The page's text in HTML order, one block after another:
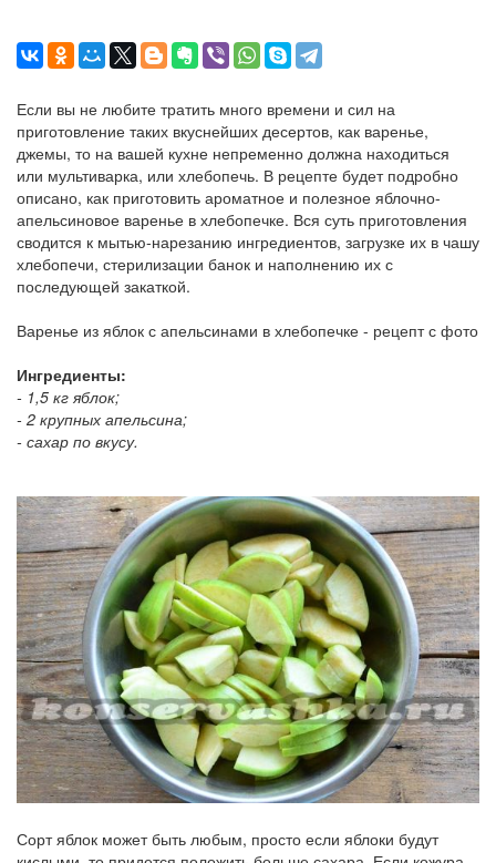
Если вы не любите тратить много времени и сил на
приготовление таких вкуснейших десертов, как варенье,
джемы, то на вашей кухне непременно должна находиться
или мультиварка, или хлебопечь. В рецепте будет подробно
описано, как приготовить ароматное и полезное яблочно-
апельсиновое варенье в хлебопечке. Вся суть приготовления
сводится к мытью-нарезанию ингредиентов, загрузке их в чашу
хлебопечи, стерилизации банок и наполнению их с
последующей закаткой.
Варенье из яблок с апельсинами в хлебопечке - рецепт с фото
Ингредиенты:
- 1,5 кг яблок;
- 2 крупных апельсина;
- сахар по вкусу.
Сорт яблок может быть любым, просто если яблоки будут